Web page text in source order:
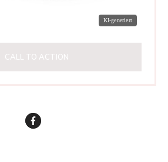
CALL TO ACTION